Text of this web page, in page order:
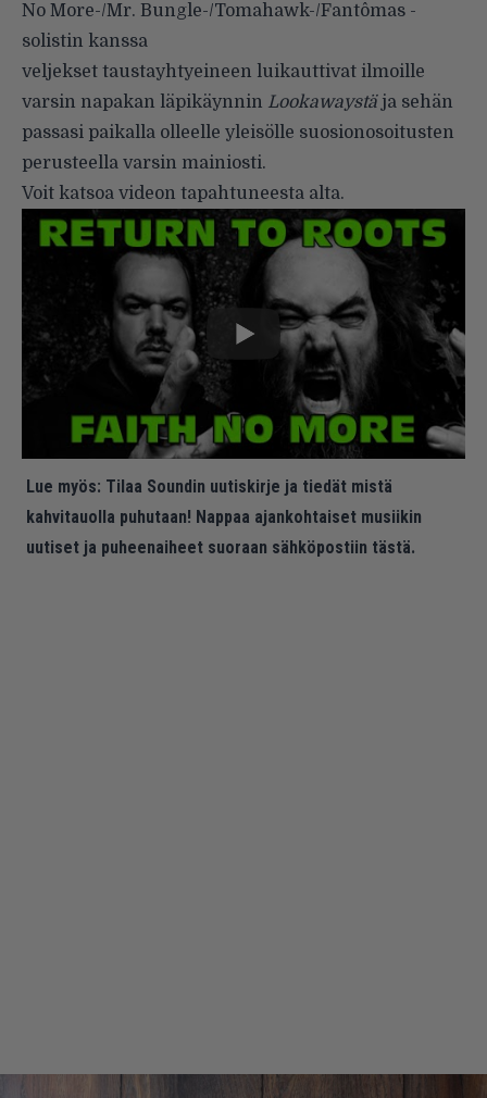
No More-/Mr. Bungle-/Tomahawk-/Fantômas -
solistin kanssa
veljekset taustayhtyeineen luikauttivat ilmoille
varsin napakan läpikäynnin Lookawaystä ja sehän
passasi paikalla olleelle yleisölle suosionosoitusten
perusteella varsin mainiosti.
Voit katsoa videon tapahtuneesta alta.
Lue myös: Tilaa Soundin uutiskirje ja tiedät mistä
kahvitauolla puhutaan! Nappaa ajankohtaiset musiikin
uutiset ja puheenaiheet suoraan sähköpostiin tästä.